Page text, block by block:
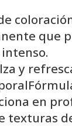
que
y
en
texturas